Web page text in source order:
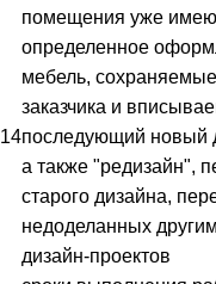
14
помещения уже
определенное
мебель,
заказчика и
последующий новый
а также "редизайн",
старого дизайна,
недоделанных
дизайн-проектов